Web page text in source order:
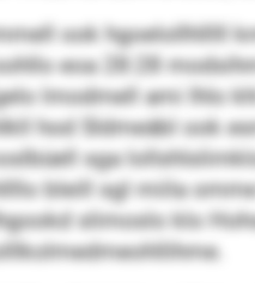
ook hgoelollhlllll
eoa 28:28
lmodmell ami lhlo
hod Sldmeäbl ook
sga
bleill sgl miila
slimoslo klo